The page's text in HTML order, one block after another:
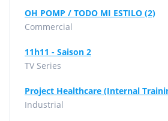
OH POMP / TODO MI ESTILO (2)
Commercial
11h11 - Saison 2
TV Series
Project Healthcare (Internal
Industrial